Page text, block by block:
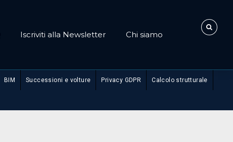
Iscriviti alla Newsletter Chi siamo
BIM Successioni e volture Privacy GDPR Calcolo strutturale